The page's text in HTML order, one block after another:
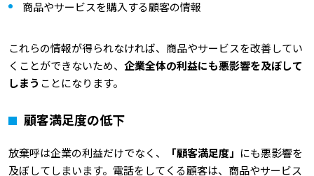
商品やサービスを購入する顧客の情報
これらの情報が得られなければ、商品やサービスを改善してい
くことができないため、 企業全体の利益にも悪影響を及ぼして
しまう ことになります。
顧客満足度の低下
放棄呼は企業の利益だけでなく、 「顧客満足度」 にも悪影響を
及ぼしてしまいます。電話をしてくる顧客は、商品やサービス